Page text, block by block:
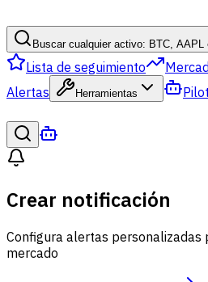
Buscar cualquier activo: BTC, AAPL
Lista de seguimiento
Alertas
Herramientas Pilot
Crear notificación
Configura alertas personalizadas
mercado